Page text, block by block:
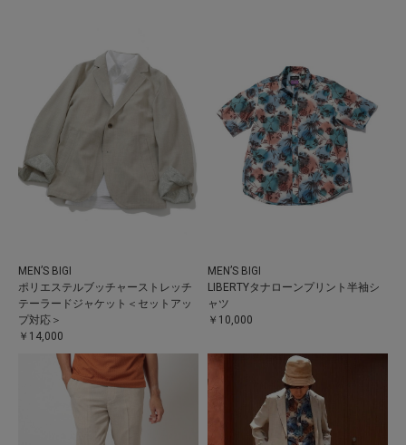
MEN’S BIGI
ポリエステルブッチャーストレッチ
テーラードジャケット＜セットアッ
プ対応＞
￥14,000
MEN’S BIGI
LIBERTYタナローンプリント半袖シ
ャツ
￥10,000